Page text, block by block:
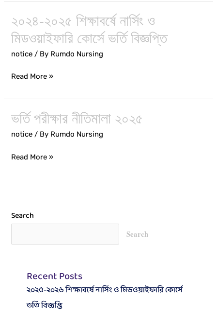
২০২৪-২০২৫ শিক্ষাবর্ষে নার্সিং ও
মিডওয়াইফারি কোর্সে ভর্তি বিজ্ঞপ্তি
notice / By Rumdo Nursing
২০২৪-২০২৫
শিক্ষাবর্ষে
নার্সিং
ও
Read More »
ভর্তি পরীক্ষার নীতিমালা ২০২৫
notice / By Rumdo Nursing
ভর্তি
২০২৫
Read More »
Search
Search
Recent Posts
২০২৫-২০২৬ শিক্ষাবর্ষে নার্সিং ও মিডওয়াইফারি কোর্সে
ভর্তি বিজ্ঞপ্তি